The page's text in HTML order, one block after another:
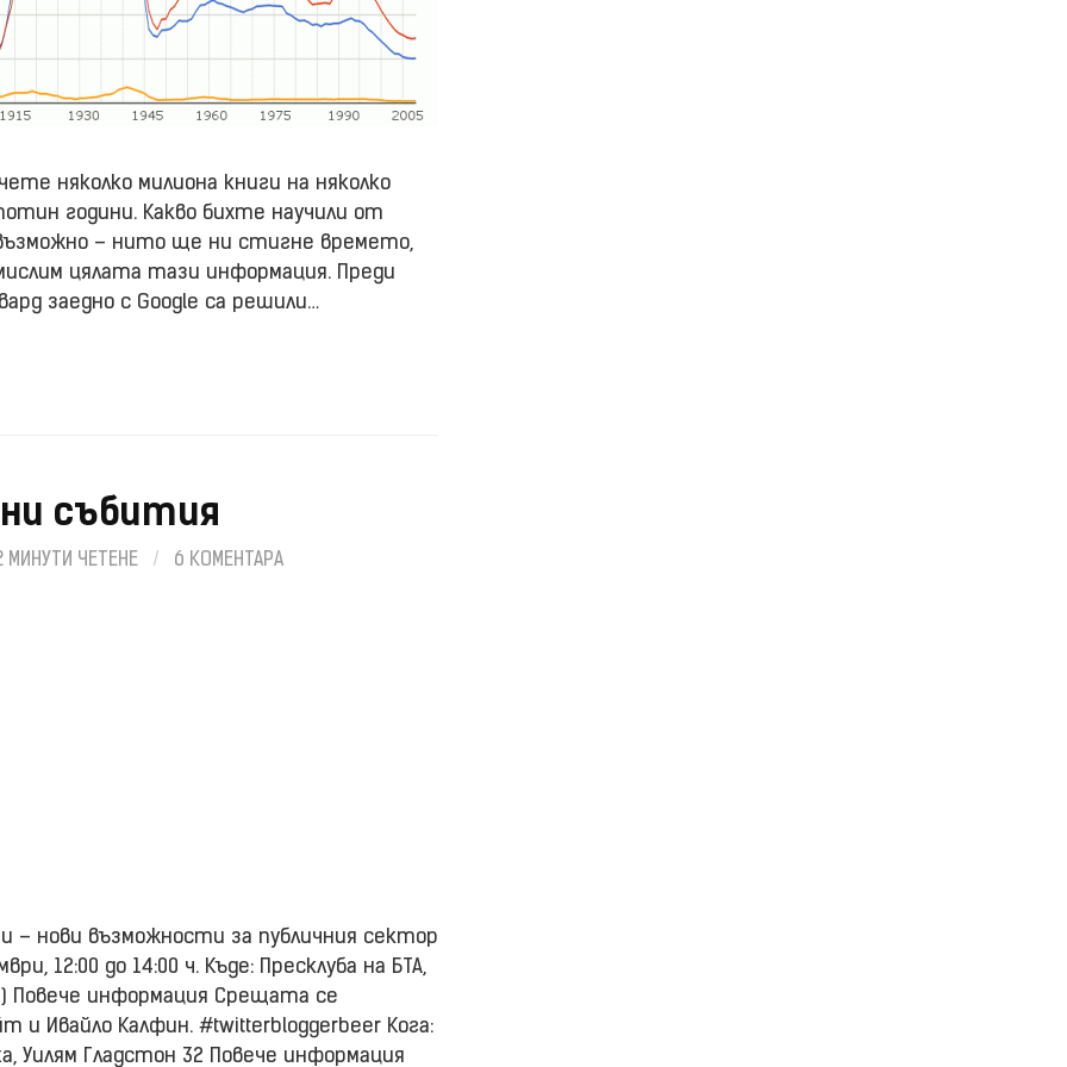
няколко милиона книги на няколко
години. Какво бихте научили от
– нито ще ни стигне времето,
цялата тази информация. Преди
заедно с Google са решили…
събития
МИНУТИ ЧЕТЕНЕ / 6 КОМЕНТАРА
– нови възможности за публичния сектор
12:00 до 14:00 ч. Къде: Пресклуба на БТА,
Повече информация Срещата се
и Ивайло Калфин. #twitterbloggerbeer Кога:
Уилям Гладстон 32 Повече информация